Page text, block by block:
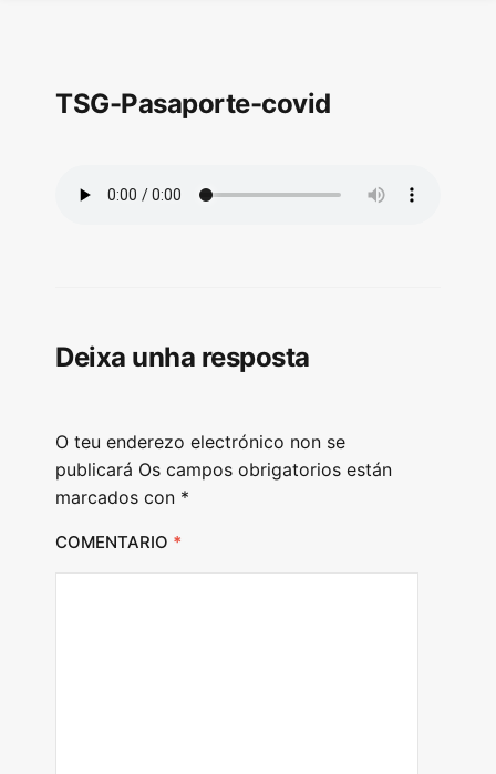
TSG-Pasaporte-covid
Deixa unha resposta
O teu enderezo electrónico non se
publicará Os campos obrigatorios están
marcados con *
COMENTARIO *